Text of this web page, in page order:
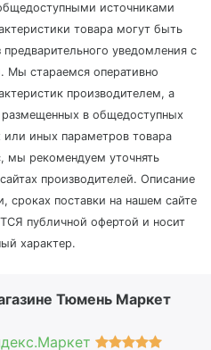
источниками
товара могут быть
уведомления с
Мы стараемся оперативно
производителем, а
в общедоступных
или иных параметров товара
мы рекомендуем уточнять
производителей. Описание
сроках поставки на нашем сайте
публичной офертой и носит
характер.
Тюмень Маркет